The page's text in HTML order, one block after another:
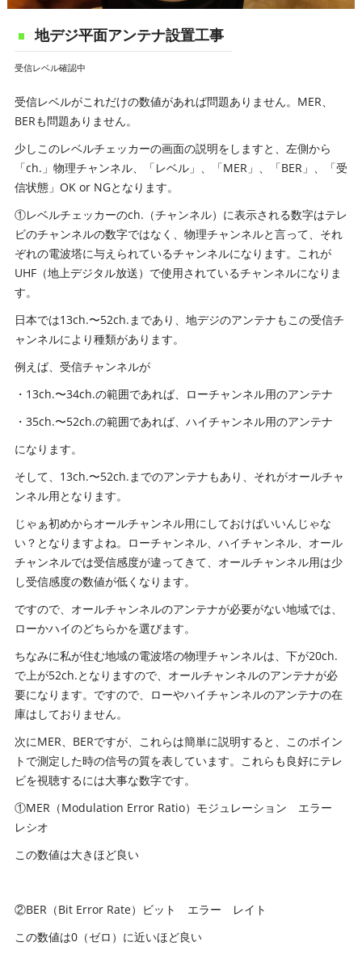
地デジ平面アンテナ設置工事
受信レベル確認中
受信レベルがこれだけの数値があれば問題ありません。MER、
BERも問題ありません。
少しこのレベルチェッカーの画面の説明をしますと、左側から
「ch.」物理チャンネル、「レベル」、「MER」、「BER」、「受
信状態」OK or NGとなります。
①レベルチェッカーのch.（チャンネル）に表示される数字はテレ
ビのチャンネルの数字ではなく、物理チャンネルと言って、それ
ぞれの電波塔に与えられているチャンネルになります。これが
UHF（地上デジタル放送）で使用されているチャンネルになりま
す。
日本では13ch.〜52ch.まであり、地デジのアンテナもこの受信チ
ャンネルにより種類があります。
例えば、受信チャンネルが
・13ch.〜34ch.の範囲であれば、ローチャンネル用のアンテナ
・35ch.〜52ch.の範囲であれば、ハイチャンネル用のアンテナ
になります。
そして、13ch.〜52ch.までのアンテナもあり、それがオールチャ
ンネル用となります。
じゃぁ初めからオールチャンネル用にしておけばいいんじゃな
い？となりますよね。ローチャンネル、ハイチャンネル、オール
チャンネルでは受信感度が違ってきて、オールチャンネル用は少
し受信感度の数値が低くなります。
ですので、オールチャンネルのアンテナが必要がない地域では、
ローかハイのどちらかを選びます。
ちなみに私が住む地域の電波塔の物理チャンネルは、下が20ch.
で上が52ch.となりますので、オールチャンネルのアンテナが必
要になります。ですので、ローやハイチャンネルのアンテナの在
庫はしておりません。
次にMER、BERですが、これらは簡単に説明すると、このポイン
トで測定した時の信号の質を表しています。これらも良好にテレ
ビを視聴するには大事な数字です。
①MER（Modulation Error Ratio）モジュレーション エラー
レシオ
この数値は大きほど良い
②BER（Bit Error Rate）ビット エラー レイト
この数値は0（ゼロ）に近いほど良い